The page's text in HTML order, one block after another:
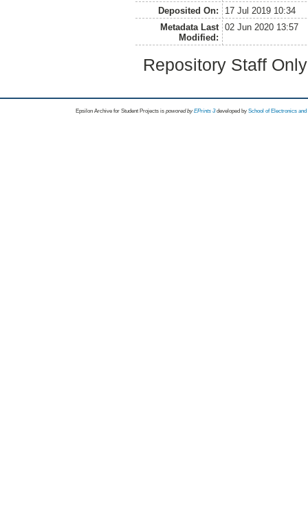
Deposited On:
17 Jul 2019 10:34
Metadata Last
Modified:
02 Jun 2020 13:57
Repository Staff
Epsilon Archive for Student Projects is powored byEPrints 3 developed by School of Electronics